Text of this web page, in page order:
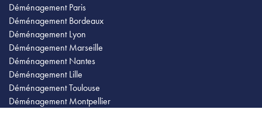
Déménagement Paris
Déménagement Bordeaux
Déménagement Lyon
Déménagement Marseille
Déménagement Nantes
Déménagement Lille
Déménagement Toulouse
Déménagement Montpellier